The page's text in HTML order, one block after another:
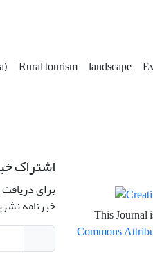
Rural tourism landscape
This Journal
Commons
اشتراک
برای
خبرنامه